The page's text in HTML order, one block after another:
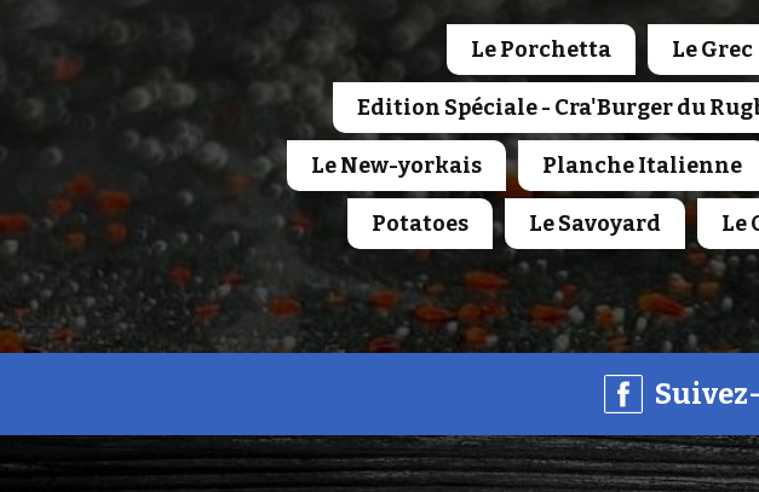
Le Porchetta Le Grec
Edition Spéciale - Cra'Burger du
Le New-yorkais Planche Italienne
Potatoes Le Savoyard Le